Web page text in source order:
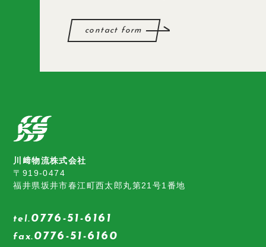
contact form
川﨑物流株式会社
〒919-0474
福井県坂井市春江町西太郎丸第21号1番地
tel.0776-51-6161
fax.0776-51-6160